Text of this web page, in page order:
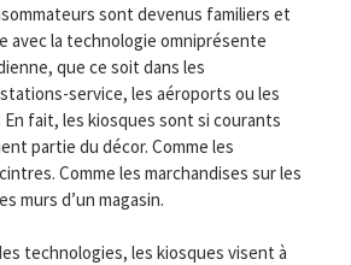
sont devenus familiers et
avec la technologie omniprésente
que ce soit dans les
service, les aéroports ou les
En fait, les kiosques sont si courants
partie du décor. Comme les
Comme les marchandises sur les
murs d’un magasin.
technologies, les kiosques visent à